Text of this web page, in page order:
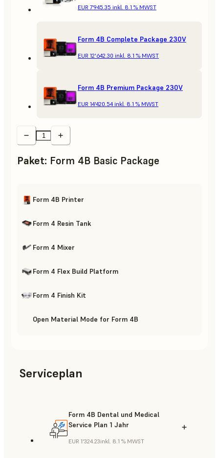
EUR 7'945.35 inkl. 8.1 % MWST
Form 4B Complete Package 230V
EUR 12'642.30 inkl. 8.1 % MWST
Form 4B Premium Package 230V
EUR 14'420.54 inkl. 8.1 % MWST
Paket: Form 4B Basic Package
Form 4B Printer
Form 4 Resin Tank
Form 4 Mixer
Form 4 Flex Build Platform
Form 4 Finish Kit
Open Material Mode for Form 4B
Serviceplan
Form 4B Dental und Medical
Service Plan 1 Jahr
EUR 1'324.23inkl. 8.1 % MWST